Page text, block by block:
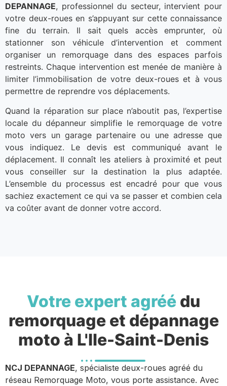
DEPANNAGE, professionnel du secteur, intervient pour
votre deux-roues en s’appuyant sur cette connaissance
fine du terrain. Il sait quels accès emprunter, où
stationner son véhicule d’intervention et comment
organiser un remorquage dans des espaces parfois
restreints. Chaque intervention est menée de manière à
limiter l’immobilisation de votre deux-roues et à vous
permettre de reprendre vos déplacements.
Quand la réparation sur place n’aboutit pas, l’expertise
locale du dépanneur simplifie le remorquage de votre
moto vers un garage partenaire ou une adresse que
vous indiquez. Le devis est communiqué avant le
déplacement. Il connaît les ateliers à proximité et peut
vous conseiller sur la destination la plus adaptée.
L’ensemble du processus est encadré pour que vous
sachiez exactement ce qui va se passer et combien cela
va coûter avant de donner votre accord.
Votre expert agréé du
remorquage et dépannage
moto à L'Ile-Saint-Denis
NCJ DEPANNAGE, spécialiste deux-roues agréé du
réseau Remorquage Moto, vous porte assistance. Avec